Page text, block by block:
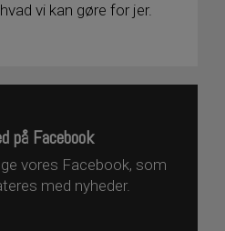
vi kan gøre for jer.
på Facebook
vores Facebook, som
med nyheder.